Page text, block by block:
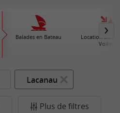
Balades en Bateau
Location de
Voiliers
Lacanau
Plus de filtres